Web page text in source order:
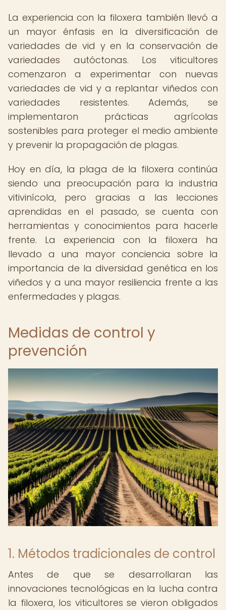
La experiencia con la filoxera también llevó a
un mayor énfasis en la diversificación de
variedades de vid y en la conservación de
variedades autóctonas. Los viticultores
comenzaron a experimentar con nuevas
variedades de vid y a replantar viñedos con
variedades resistentes. Además, se
implementaron prácticas agrícolas
sostenibles para proteger el medio ambiente
y prevenir la propagación de plagas.
Hoy en día, la plaga de la filoxera continúa
siendo una preocupación para la industria
vitivinícola, pero gracias a las lecciones
aprendidas en el pasado, se cuenta con
herramientas y conocimientos para hacerle
frente. La experiencia con la filoxera ha
llevado a una mayor conciencia sobre la
importancia de la diversidad genética en los
viñedos y a una mayor resiliencia frente a las
enfermedades y plagas.
Medidas de control y
prevención
1. Métodos tradicionales de control
Antes de que se desarrollaran las
innovaciones tecnológicas en la lucha contra
la filoxera, los viticultores se vieron obligados